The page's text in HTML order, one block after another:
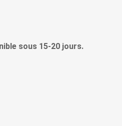
sous 15-20 jours.